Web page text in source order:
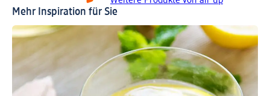
Mehr Inspiration für Sie